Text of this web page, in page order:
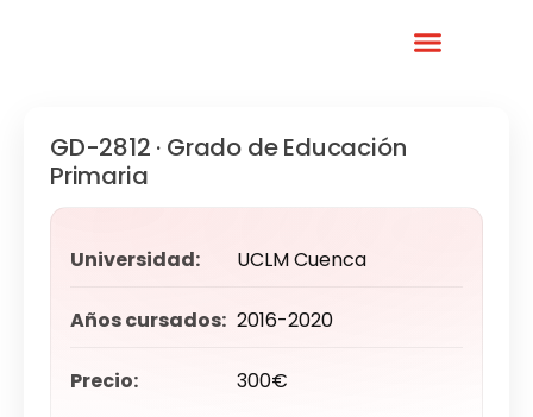
GD-2812 · Grado de Educación
Primaria
Universidad: UCLM Cuenca
Años cursados: 2016-2020
Precio: 300€